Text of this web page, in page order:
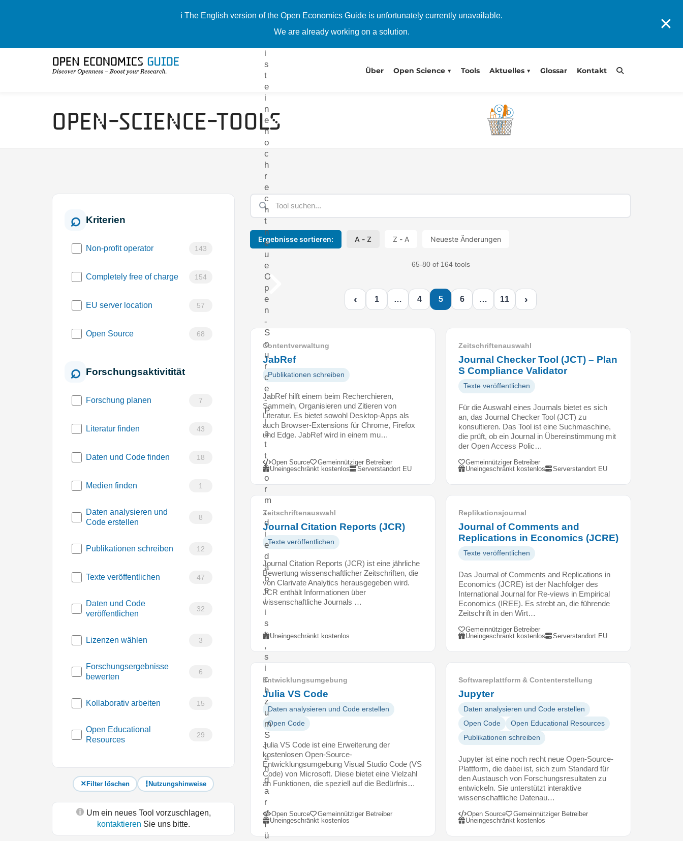
ℹ️ The English version of the Open Economics Guide is unfortunately currently unavailable.
We are already working on a solution.
✕
Über Open Science Tools Aktuelles Glossar Kontakt
Open-Science-Tools
Kriterien
Non-profit operator 143
Completely free of charge 154
EU server location 57
Open Source 68
Forschungsaktivitität
Forschung planen 7
Literatur finden 43
Daten und Code finden 18
Medien finden 1
Daten analysieren und
Code erstellen
8
Publikationen schreiben 12
Texte veröffentlichen 47
Daten und Code
veröffentlichen
32
Lizenzen wählen 3
Forschungsergebnisse
bewerten
6
Kollaborativ arbeiten 15
Open Educational
Resources
29
Filter löschen Nutzungshinweise
Um ein neues Tool vorzuschlagen,
kontaktieren Sie uns bitte.
Ergebnisse sortieren: A - Z Z - A Neueste Änderungen
65-80 of 164 tools
t
i
s
t
e
i
n
e
n
o
c
h
r
e
c
h
t
n
e
u
e
O
p
e
n
-
S
o
u
r
c
e
-
P
l
a
t
t
f
o
r
m
,
d
i
e
d
a
b
e
i
i
s
t
,
s
i
c
h
z
u
m
S
t
a
n
d
a
r
d
f
ü
‹ 1 … 4 5 6 … 11 ›
Contentverwaltung
JabRef
Publikationen schreiben
JabRef hilft einem beim Recherchieren,
Sammeln, Organisieren und Zitieren von
Literatur. Es bietet sowohl Desktop-Apps als
auch Browser-Extensions für Chrome, Firefox
und Edge. JabRef wird in einem mu…
Open Source
Gemeinnütziger Betreiber
Uneingeschränkt kostenlos
Serverstandort EU
Zeitschriftenauswahl
Journal Checker Tool (JCT) – Plan
S Compliance Validator
Texte veröffentlichen
Für die Auswahl eines Journals bietet es sich
an, das Journal Checker Tool (JCT) zu
konsultieren. Das Tool ist eine Suchmaschine,
die prüft, ob ein Journal in Übereinstimmung mit
der Open Access Polic…
Gemeinnütziger Betreiber
Uneingeschränkt kostenlos
Serverstandort EU
Zeitschriftenauswahl
Journal Citation Reports (JCR)
Texte veröffentlichen
Journal Citation Reports (JCR) ist eine jährliche
Bewertung wissenschaftlicher Zeitschriften, die
von Clarivate Analytics herausgegeben wird.
JCR enthält Informationen über
wissenschaftliche Journals …
Uneingeschränkt kostenlos
Replikationsjournal
Journal of Comments and
Replications in Economics (JCRE)
Texte veröffentlichen
Das Journal of Comments and Replications in
Economics (JCRE) ist der Nachfolger des
International Journal for Re-views in Empirical
Economics (IREE). Es strebt an, die führende
Zeitschrift in den Wirt…
Gemeinnütziger Betreiber
Uneingeschränkt kostenlos
Serverstandort EU
Entwicklungsumgebung
Julia VS Code
Daten analysieren und Code erstellen
Open Code
Julia VS Code ist eine Erweiterung der
kostenlosen Open-Source-
Entwicklungsumgebung Visual Studio Code (VS
Code) von Microsoft. Diese bietet eine Vielzahl
an Funktionen, die speziell auf die Bedürfnis…
Open Source
Gemeinnütziger Betreiber
Uneingeschränkt kostenlos
Softwareplattform & Contenterstellung
Jupyter
Daten analysieren und Code erstellen
Open Code
Open Educational Resources
Publikationen schreiben
Jupyter ist eine noch recht neue Open-Source-
Plattform, die dabei ist, sich zum Standard für
den Austausch von Forschungsresultaten zu
entwickeln. Sie unterstützt interaktive
wissenschaftliche Datenau…
Open Source
Gemeinnütziger Betreiber
Uneingeschränkt kostenlos